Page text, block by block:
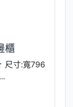
櫃
尺寸:寬796